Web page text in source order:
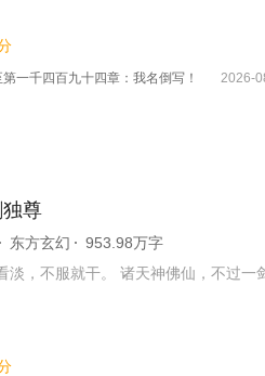
第一千四百九十四章：我名倒写！ 2026-
尊
东方玄幻
953.98万字
淡，不服就干。 诸天神佛仙，不过一